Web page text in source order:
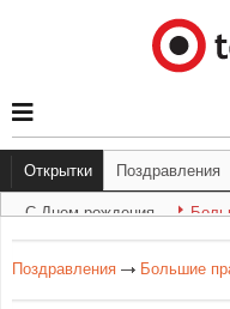
Открытки
С Днем рождения
Поздравления
С Днем рождения
Поздравления Большие